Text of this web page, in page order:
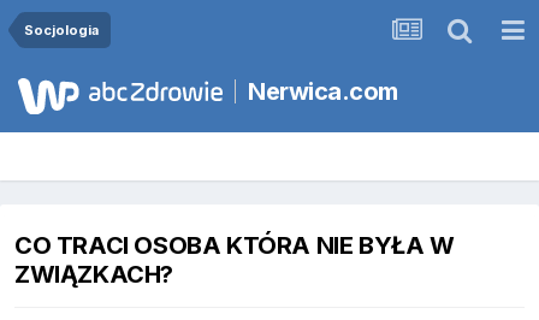
Socjologia
Nerwica.com
CO TRACI OSOBA KTÓRA NIE BYŁA W
ZWIĄZKACH?